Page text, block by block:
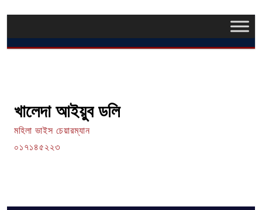
খালেদা আইয়ুব ডলি
মহিলা ভাইস চেয়ারম্যান
০১৭১৪৫২২৩